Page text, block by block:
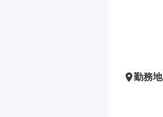
勤務地